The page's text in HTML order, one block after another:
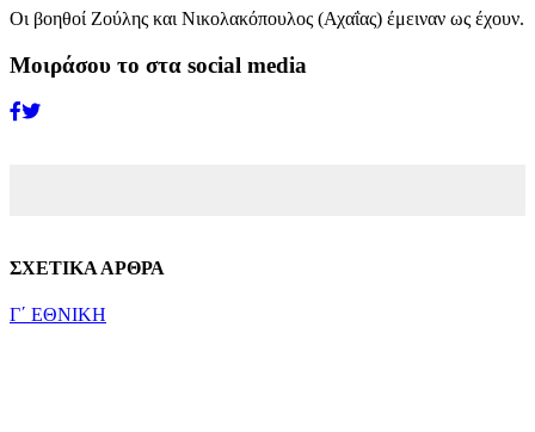
Οι βοηθοί Ζούλης και Νικολακόπουλος (Αχαΐας) έμειναν ως έχουν.
Μοιράσου το στα social media
ΣΧΕΤΙΚΑ ΑΡΘΡΑ
Γ΄ ΕΘΝΙΚΗ